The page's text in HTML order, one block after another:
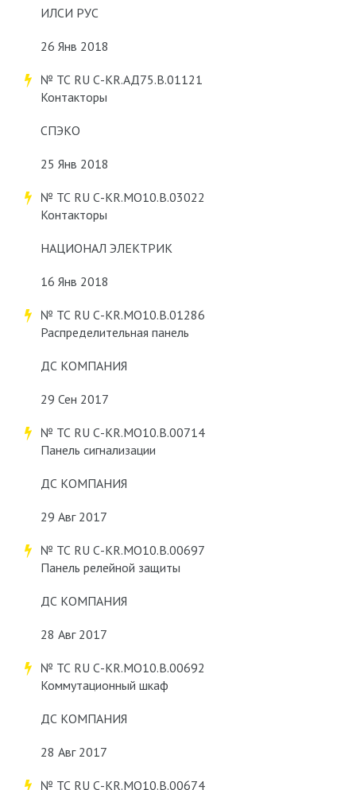
ИЛСИ РУС
26 Янв 2018
№ ТС RU С-KR.АД75.В.01121
Контакторы
СПЭКО
25 Янв 2018
№ ТС RU С-KR.МО10.В.03022
Контакторы
НАЦИОНАЛ ЭЛЕКТРИК
16 Янв 2018
№ ТС RU С-KR.МО10.В.01286
Распределительная панель
ДС КОМПАНИЯ
29 Сен 2017
№ ТС RU С-KR.МО10.В.00714
Панель сигнализации
ДС КОМПАНИЯ
29 Авг 2017
№ ТС RU С-KR.МО10.В.00697
Панель релейной защиты
ДС КОМПАНИЯ
28 Авг 2017
№ ТС RU С-KR.МО10.В.00692
Коммутационный шкаф
ДС КОМПАНИЯ
28 Авг 2017
№ ТС RU С-KR.МО10.В.00674